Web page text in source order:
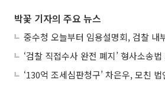
박꽃 기자의 주요 뉴스